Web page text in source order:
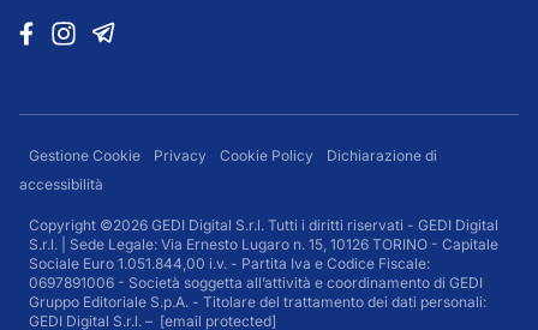
Gestione Cookie Privacy Cookie Policy
Dichiarazione di
accessibilità
Copyright ©2026 GEDI Digital S.r.l. Tutti i diritti riservati - GEDI Digital
S.r.l. | Sede Legale: Via Ernesto Lugaro n. 15, 10126 TORINO - Capitale
Sociale Euro 1.051.844,00 i.v. - Partita Iva e Codice Fiscale:
0697891006 - Società soggetta all’attività e coordinamento di GEDI
Gruppo Editoriale S.p.A. - Titolare del trattamento dei dati personali:
GEDI Digital S.r.l. – [email protected]